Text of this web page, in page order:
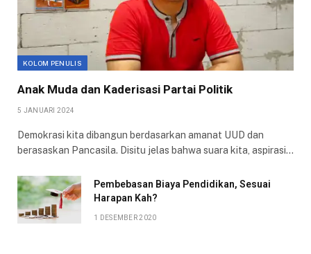
KOLOM PENULIS
Anak Muda dan Kaderisasi Partai Politik
5 JANUARI 2024
Demokrasi kita dibangun berdasarkan amanat UUD dan
berasaskan Pancasila. Disitu jelas bahwa suara kita, aspirasi…
Pembebasan Biaya Pendidikan, Sesuai
Harapan Kah?
1 DESEMBER 2020